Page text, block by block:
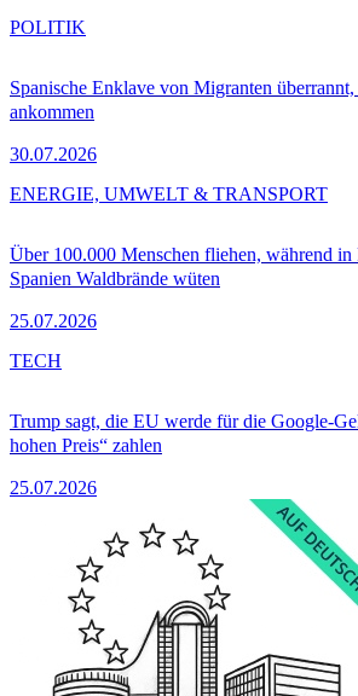
Spanische Enklave von Migranten
ankommen
30.07.2026
POLITIK
Über 100.000 Menschen fliehen, während in
Spanien Waldbrände wüten
25.07.2026
ENERGIE, UMWELT & TRANSPORT
Trump sagt, die EU werde für die Google-
hohen Preis“ zahlen
25.07.2026
TECH